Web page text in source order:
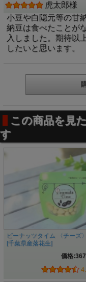
虎太郎様
小豆や白隠元等の甘
納豆は食べたことが
入しました。期待以
したいと思います。
この商品を見
す
ピーナッツタイム 〈チーズ
[千葉県産落花生]
価格